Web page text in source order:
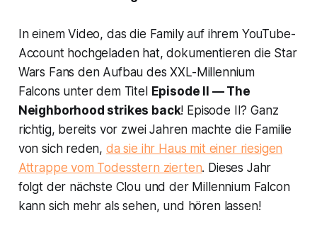
In einem Video, das die Family auf ihrem YouTube-
Account hochgeladen hat, dokumentieren die Star
Wars Fans den Aufbau des XXL-Millennium
Falcons unter dem Titel Episode II — The
Neighborhood strikes back! Episode II? Ganz
richtig, bereits vor zwei Jahren machte die Familie
von sich reden, da sie ihr Haus mit einer riesigen
Attrappe vom Todesstern zierten. Dieses Jahr
folgt der nächste Clou und der Millennium Falcon
kann sich mehr als sehen, und hören lassen!